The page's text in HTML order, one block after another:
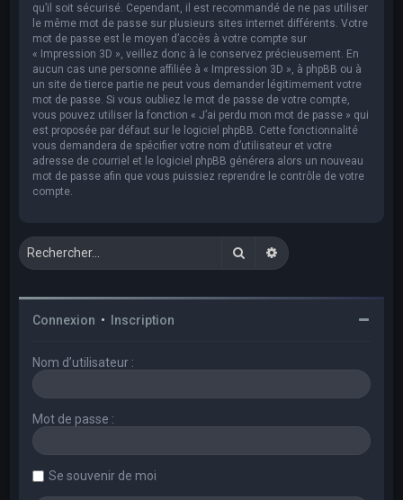
qu’il soit sécurisé. Cependant, il est recommandé de ne pas utiliser
le même mot de passe sur plusieurs sites internet différents. Votre
mot de passe est le moyen d’accès à votre compte sur
« Impression 3D », veillez donc à le conservez précieusement. En
aucun cas une personne affiliée à « Impression 3D », à phpBB ou à
un site de tierce partie ne peut vous demander légitimement votre
mot de passe. Si vous oubliez le mot de passe de votre compte,
vous pouvez utiliser la fonction « J’ai perdu mon mot de passe » qui
est proposée par défaut sur le logiciel phpBB. Cette fonctionnalité
vous demandera de spécifier votre nom d’utilisateur et votre
adresse de courriel et le logiciel phpBB générera alors un nouveau
mot de passe afin que vous puissiez reprendre le contrôle de votre
compte.
RechercherRecherche avancée
Connexion • Inscription
Nom d’utilisateur :
Mot de passe :
Se souvenir de moi